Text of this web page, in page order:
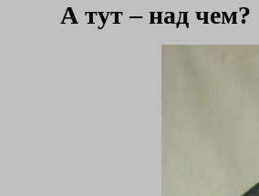
А тут – над чем?